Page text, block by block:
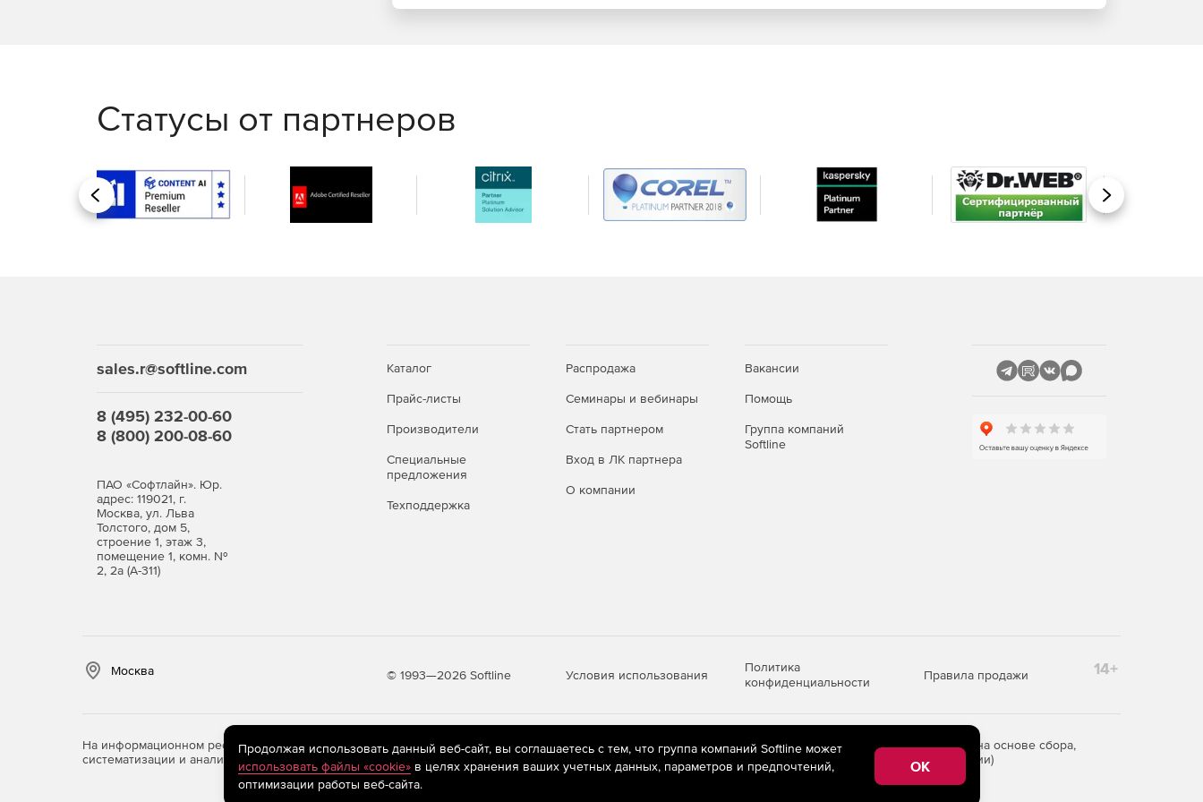
Управление пользователями и политиками доступа через единую административную консоль.
Гибкая настройка правил доступа и политик безопасности для разных групп пользователей.
Совместимость и интеграция
производительность сохраняется даже при больших объёмах данных.
Соответствие нормативным требованиям
Сертификация ФСБ России по классам КС1, КС2 и КС3 и соответствие требованиям законодательства РФ
помогают организациям выполнять требования регуляторов и стандартов информационной
безопасности.
Кому подходит
Компаниям с удалёнными сотрудниками — для видеоконференцсвязи и инфраструктуры
виртуальных рабочих столов (VDI).
Статусы от партнеров
Назад Вперед
sales.r@softline.com
8 (495) 232-00-60
8 (800) 200-08-60
ПАО «Софтлайн». Юр.
адрес: 119021, г.
Москва, ул. Льва
Толстого, дом 5,
строение 1, этаж 3,
помещение 1, комн. №
2, 2а (А-311)
Каталог
Прайс-листы
Производители
Специальные
предложения
Техподдержка
Распродажа
Семинары и вебинары
Стать партнером
Вход в ЛК партнера
О компании
Вакансии
Помощь
Группа компаний
Softline
Москва © 1993—2026 Softline Условия использования
Политика
конфиденциальности
Правила продажи 14+
На информационном ресурсе store.softline.ru применяютсярекомендательные технологии(информационные технологии предоставления информации на основе сбора,
систематизации и анализа сведений, относящихся к предпочтениям пользователей сети «Интернет», находящихся на территории Российской Федерации)
Продолжая использовать данный веб-сайт, вы соглашаетесь с тем, что группа компаний Softline может
использовать файлы «cookie»в целях хранения ваших учетных данных, параметров и предпочтений,
оптимизации работы веб-сайта.
OK